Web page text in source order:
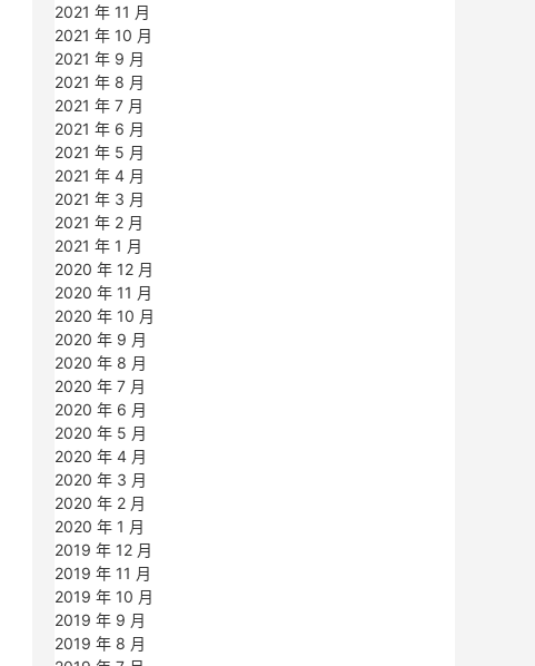
2021 年 11 月
2021 年 10 月
2021 年 9 月
2021 年 8 月
2021 年 7 月
2021 年 6 月
2021 年 5 月
2021 年 4 月
2021 年 3 月
2021 年 2 月
2021 年 1 月
2020 年 12 月
2020 年 11 月
2020 年 10 月
2020 年 9 月
2020 年 8 月
2020 年 7 月
2020 年 6 月
2020 年 5 月
2020 年 4 月
2020 年 3 月
2020 年 2 月
2020 年 1 月
2019 年 12 月
2019 年 11 月
2019 年 10 月
2019 年 9 月
2019 年 8 月